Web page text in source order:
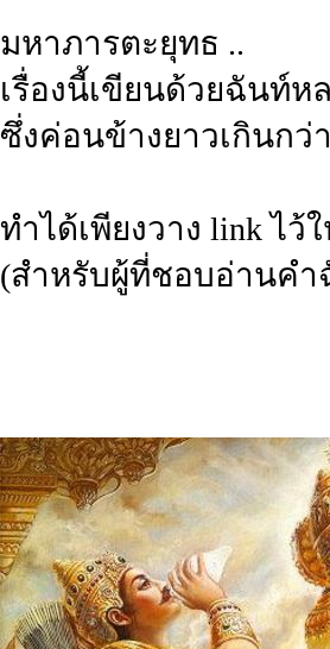
มหาภารตะยุทธ ..
เรื่องนี้เขียนด้วยฉันท์ห
ซึ่งค่อนข้างยาวเกินกว่
ทำได้เพียงวาง link ไว้
(สำหรับผู้ที่ชอบอ่านคำ